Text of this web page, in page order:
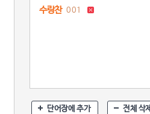
수랑찬 001
단어장에 추가 전체 삭제